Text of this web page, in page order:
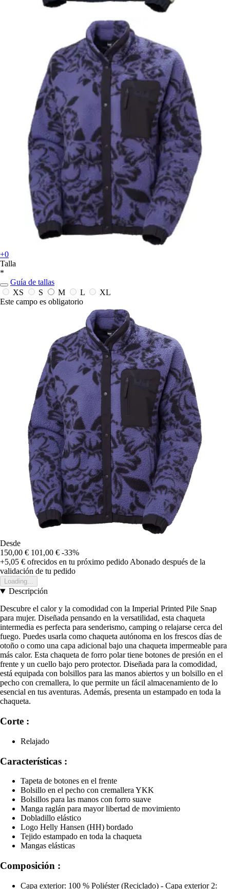
+0
Talla
*
Guía de tallas
XS
S M L
XL
Este campo es obligatorio
Desde
150,00 € 101,00 € -33%
+5,05 € ofrecidos en tu próximo pedidoAbonado después de la
validación de tu pedido
Loading...
Descripción
Descubre el calor y la comodidad con la Imperial Printed Pile Snap
para mujer. Diseñada pensando en la versatilidad, esta chaqueta
intermedia es perfecta para senderismo, camping o relajarse cerca del
fuego. Puedes usarla como chaqueta autónoma en los frescos días de
otoño o como una capa adicional bajo una chaqueta impermeable para
más calor. Esta chaqueta de forro polar tiene botones de presión en el
frente y un cuello bajo pero protector. Diseñada para la comodidad,
está equipada con bolsillos para las manos abiertos y un bolsillo en el
pecho con cremallera, lo que permite un fácil almacenamiento de lo
esencial en tus aventuras. Además, presenta un estampado en toda la
chaqueta.
Corte :
Relajado
Características :
Tapeta de botones en el frente
Bolsillo en el pecho con cremallera YKK
Bolsillos para las manos con forro suave
Manga raglán para mayor libertad de movimiento
Dobladillo elástico
Logo Helly Hansen (HH) bordado
Tejido estampado en toda la chaqueta
Mangas elásticas
Composición :
Capa exterior: 100 % Poliéster (Reciclado) - Capa exterior 2: